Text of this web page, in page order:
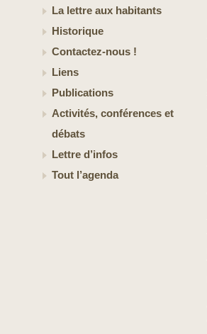
La lettre aux habitants
Historique
Contactez-nous !
Liens
Publications
Activités, conférences et
débats
Lettre d’infos
Tout l’agenda